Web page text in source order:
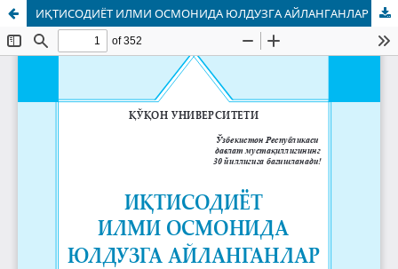
ИҚТИСОДИЁТ ИЛМИ ОСМОНИДА ЮЛДУЗГА АЙЛАНГАНЛАР (ИЛМИЙ-ОММАБОП РИСОЛА)